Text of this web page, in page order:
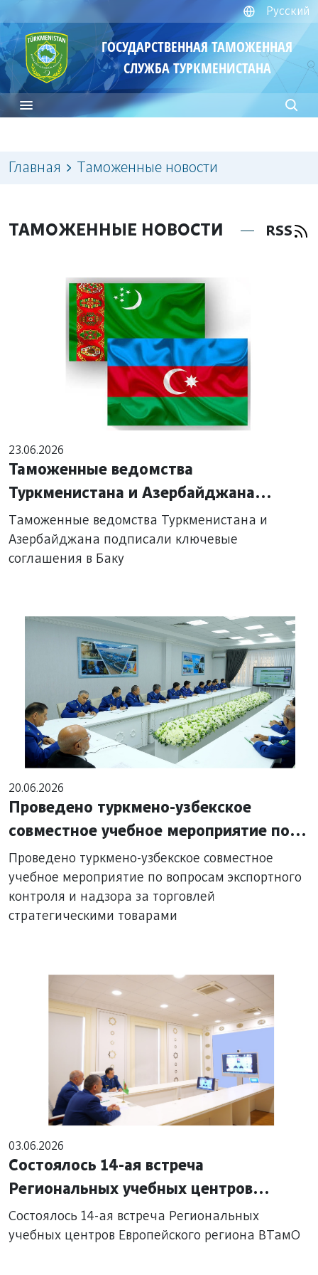
Русский
ГОСУДАРСТВЕННАЯ ТАМОЖЕННАЯ
СЛУЖБА ТУРКМЕНИСТАНА
Главная Таможенные новости
ТАМОЖЕННЫЕ НОВОСТИ RSS
23.06.2026
Таможенные ведомства
Туркменистана и Азербайджана
подписали ключевые соглашения в
Баку
Таможенные ведомства Туркменистана и
Азербайджана подписали ключевые
соглашения в Баку
20.06.2026
Проведено туркмено-узбекское
совместное учебное мероприятие по
вопросам экспортного контроля и
надзора за торговлей
стратегическими товарами
Проведено туркмено-узбекское совместное
учебное мероприятие по вопросам экспортного
контроля и надзора за торговлей
стратегическими товарами
03.06.2026
Состоялось 14-ая встреча
Региональных учебных центров
Европейского региона ВТамО
Состоялось 14-ая встреча Региональных
учебных центров Европейского региона ВТамО